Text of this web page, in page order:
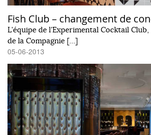
Fish Club – changement de
L'équipe de l'Experimental Cocktail
de la Compagnie […]
05-06-2013